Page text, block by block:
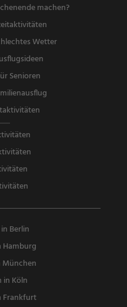
machen?
Wetter
Senioren
Berlin
Köln
Frankfurt